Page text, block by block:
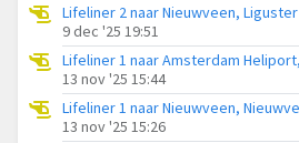
Lifeliner 2 naar Nieuwveen, Liguster
9 dec '25 19:51
13 nov '25 15:44
13 nov '25 15:26